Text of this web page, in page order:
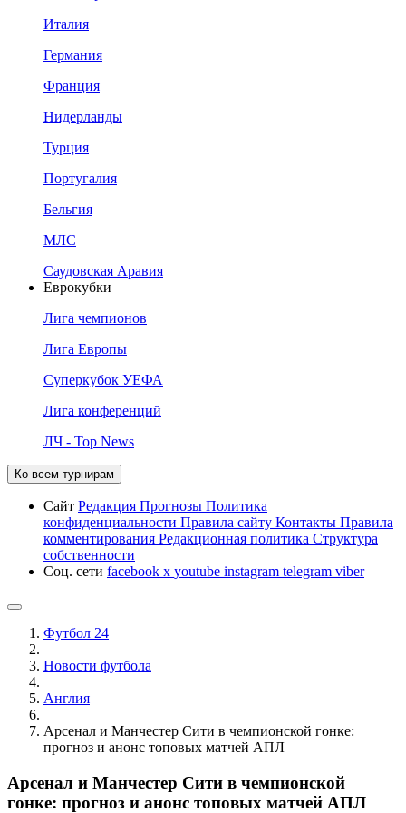
Италия
Германия
Франция
Нидерланды
Турция
Португалия
Бельгия
МЛС
Саудовская Аравия
Еврокубки
Лига чемпионов
Лига Европы
Суперкубок УЕФА
Лига конференций
ЛЧ - Top News
Ко всем турнирам
Сайт Редакция Прогнозы Политика
конфиденциальности Правила сайту Контакты Правила
комментирования Редакционная политика Структура
собственности
Соц. сети facebook x youtube instagram telegram viber
Футбол 24
Новости футбола
Англия
Арсенал и Манчестер Сити в чемпионской гонке:
прогноз и анонс топовых матчей АПЛ
Арсенал и Манчестер Сити в чемпионской
гонке: прогноз и анонс топовых матчей АПЛ